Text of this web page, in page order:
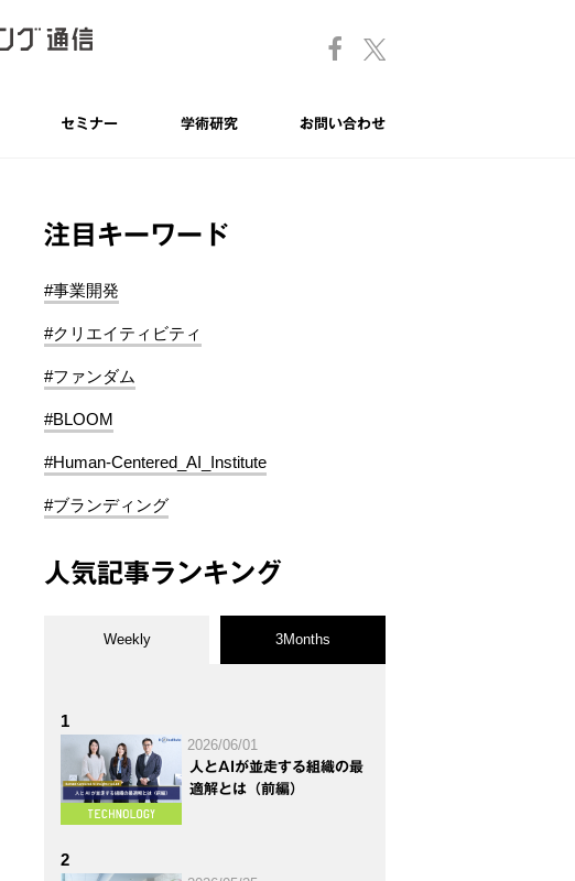
セミナー 学術研究 お問い合わせ
注目キーワード
#事業開発
#クリエイティビティ
#ファンダム
#BLOOM
#Human-Centered_AI_Institute
#ブランディング
人気記事ランキング
Weekly 3Months
1
2026/06/01
人とAIが並走する組織の最
適解とは（前編）
2